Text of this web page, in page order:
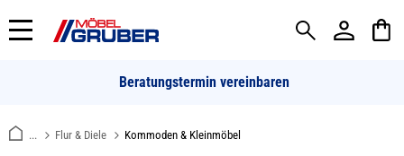
springen
Beratungstermin vereinbaren
... Flur & Diele Kommoden & Kleinmöbel